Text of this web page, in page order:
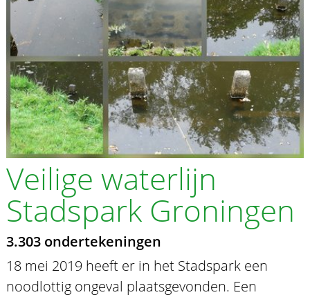
Veilige waterlijn
Stadspark Groningen
3.303 ondertekeningen
18 mei 2019 heeft er in het Stadspark een
noodlottig ongeval plaatsgevonden. Een